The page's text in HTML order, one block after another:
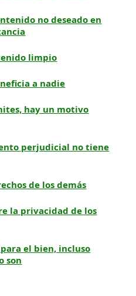
no deseado en
limpio
a nadie
hay un motivo
perjudicial no tiene
de los demás
la privacidad de los
el bien, incluso
son